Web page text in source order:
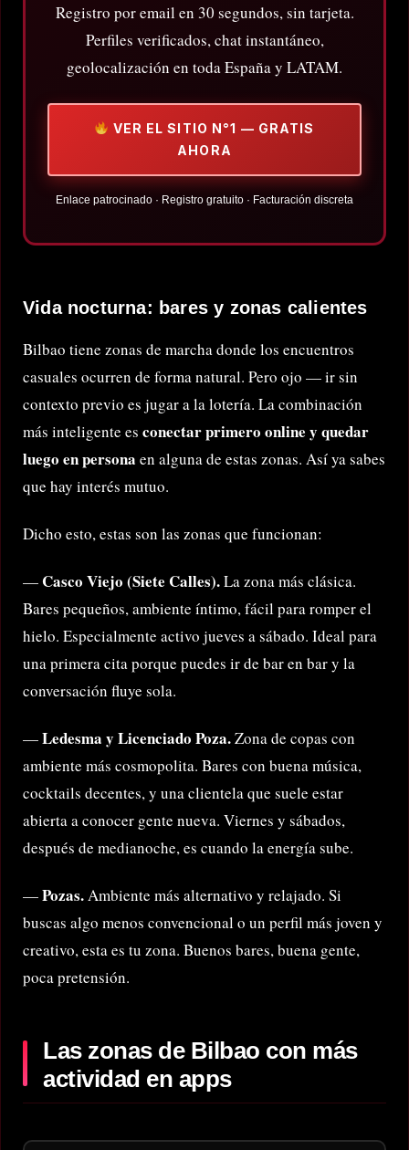
Registro por email en 30 segundos, sin tarjeta.
Perfiles verificados, chat instantáneo,
geolocalización en toda España y LATAM.
VER EL SITIO N°1 — GRATIS
AHORA
Enlace patrocinado · Registro gratuito · Facturación discreta
Vida nocturna: bares y zonas calientes
Bilbao tiene zonas de marcha donde los encuentros
casuales ocurren de forma natural. Pero ojo — ir sin
contexto previo es jugar a la lotería. La combinación
más inteligente es conectar primero online y quedar
luego en persona en alguna de estas zonas. Así ya sabes
que hay interés mutuo.
Dicho esto, estas son las zonas que funcionan:
—Casco Viejo (Siete Calles).La zona más clásica.
Bares pequeños, ambiente íntimo, fácil para romper el
hielo. Especialmente activo jueves a sábado. Ideal para
una primera cita porque puedes ir de bar en bar y la
conversación fluye sola.
—Ledesma y Licenciado Poza.Zona de copas con
ambiente más cosmopolita. Bares con buena música,
cocktails decentes, y una clientela que suele estar
abierta a conocer gente nueva. Viernes y sábados,
después de medianoche, es cuando la energía sube.
—Pozas.Ambiente más alternativo y relajado. Si
buscas algo menos convencional o un perfil más joven y
creativo, esta es tu zona. Buenos bares, buena gente,
poca pretensión.
Las zonas de Bilbao con más
actividad en apps